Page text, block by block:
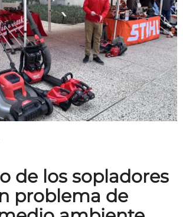
de los sopladores
problema de